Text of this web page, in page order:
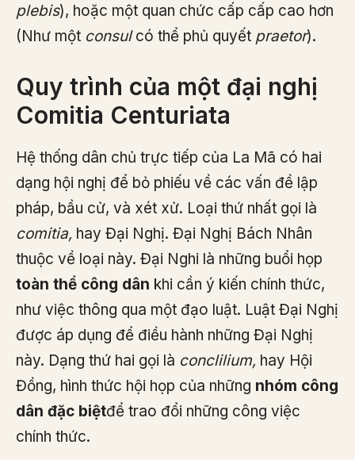
plebis), hoặc một quan chức cấp cấp cao hơn
(Như một consulcó thể phủ quyết praetor).
Quy trình của một đại nghị
Comitia Centuriata
Hệ thống dân chủ trực tiếp của La Mã có hai
dạng hội nghị để bỏ phiếu về các vấn đề lập
pháp, bầu cử, và xét xử. Loại thứ nhất gọi là
comitia, hay Đại Nghị. Đại Nghị Bách Nhân
thuộc về loại này. Đại Nghi là những buổi họp
toàn thể công dân khi cần ý kiến chính thức,
như việc thông qua một đạo luật. Luật Đại Nghị
được áp dụng để điều hành những Đại Nghị
này. Dạng thứ hai gọi là conclilium, hay Hội
Đồng, hình thức hội họp của những nhóm công
dân đặc biệtđể trao đổi những công việc
chính thức.